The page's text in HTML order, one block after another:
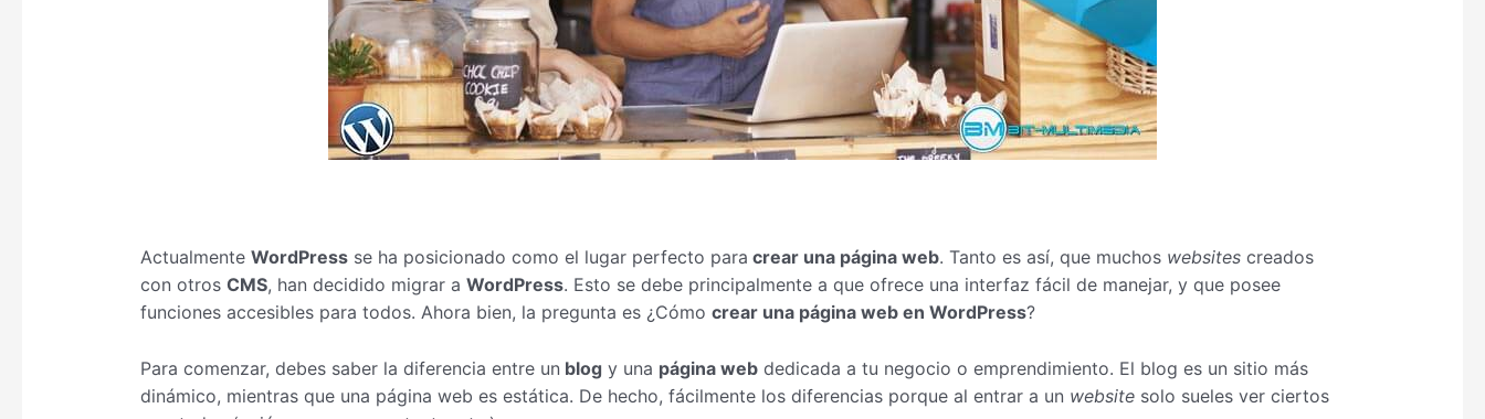
Actualmente WordPressse ha posicionado como el lugar perfecto para crear una página web. Tanto es así, que muchos websitescreados
con otros CMS, han decidido migrar a WordPress. Esto se debe principalmente a que ofrece una interfaz fácil de manejar, y que posee
funciones accesibles para todos. Ahora bien, la pregunta es ¿Cómo crear una página web en WordPress?
Para comenzar, debes saber la diferencia entre un blogy una página webdedicada a tu negocio o emprendimiento. El blog es un sitio más
dinámico, mientras que una página web es estática. De hecho, fácilmente los diferencias porque al entrar a un websitesolo sueles ver ciertos